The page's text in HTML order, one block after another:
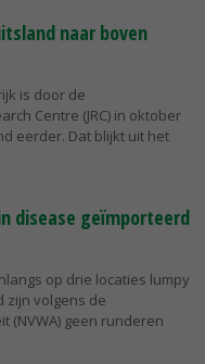
naar boven
is door de
Centre (JRC) in oktober
eerder. Dat blijkt uit het
disease geïmporteerd
op drie locaties lumpy
zijn volgens de
(NVWA) geen runderen